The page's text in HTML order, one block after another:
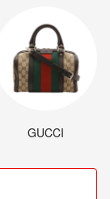
GUCCI